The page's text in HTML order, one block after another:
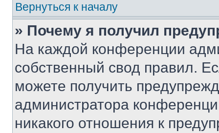
Вернуться к началу
» Почему я получил
На каждой конференции
собственный свод правил.
можете получить
администратора
никакого отношения к